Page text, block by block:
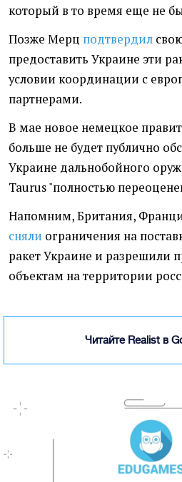
который в то время еще не
Позже Мерц подтвердил
предоставить Украине эти
условии координации с
партнерами.
В мае новое немецкое
больше не будет публично
Украине дальнобойного
Taurus "полностью
Напомним, Британия,
сняли ограничения на
ракет Украине и разрешили
объектам на территории
Читайте Realist в